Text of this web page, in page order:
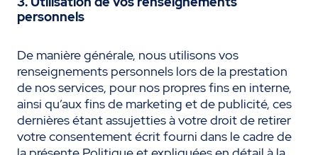
personnels
De manière générale, nous utilisons vos
renseignements personnels lors de la prestation
de nos services, pour nos propres fins en interne,
ainsi qu’aux fins de marketing et de publicité, ces
dernières étant assujetties à votre droit de retirer
votre consentement écrit fourni dans le cadre de